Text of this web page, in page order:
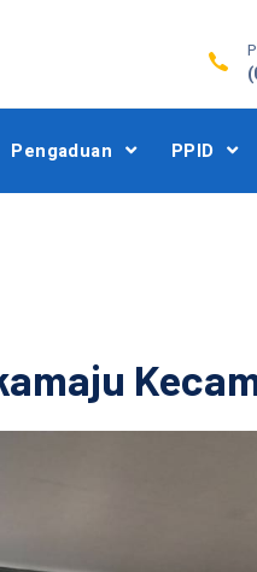
Pengaduan PPID